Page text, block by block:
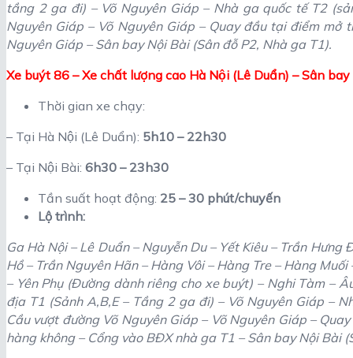
tầng 2 ga đi) – Võ Nguyên Giáp – Nhà ga quốc tế T2
Nguyên Giáp – Võ Nguyên Giáp – Quay đầu tại điểm mở
Nguyên Giáp – Sân bay Nội Bài (Sân đỗ P2, Nhà ga T1).
Xe buýt 86 – Xe chất lượng cao Hà Nội (Lê Duẩn) – Sân
Thời gian xe chạy:
– Tại Hà Nội (Lê Duẩn): 5h10 – 22h30
– Tại Nội Bài: 6h30 – 23h30
Tần suất hoạt động: 25 – 30 phút/chuyến
Lộ trình:
Ga Hà Nội – Lê Duẩn – Nguyễn Du – Yết Kiêu – Trần
Hồ – Trần Nguyên Hãn – Hàng Vôi – Hàng Tre – Hàng
– Yên Phụ (Đường dành riêng cho xe buýt) – Nghi Tàm –
địa T1 (Sảnh A,B,E – Tầng 2 ga đi) – Võ Nguyên Giáp –
Cầu vượt đường Võ Nguyên Giáp – Võ Nguyên Giáp –
hàng không – Cổng vào BĐX nhà ga T1 – Sân bay Nội Bài